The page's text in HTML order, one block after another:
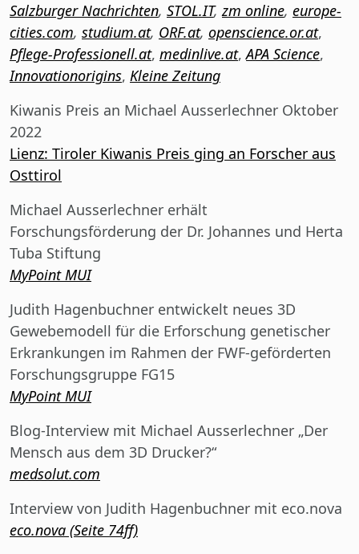
Salzburger Nachrichten, STOL.IT,zm online, europe-
cities.com, studium.at, ORF.at, openscience.or.at,
Pflege-Professionell.at, medinlive.at,APA Science,
Innovationorigins, Kleine Zeitung
Kiwanis Preis an Michael Ausserlechner Oktober
2022
Lienz: Tiroler Kiwanis Preis ging an Forscher aus
Osttirol
Michael Ausserlechner erhält
Forschungsförderung der Dr. Johannes und Herta
Tuba Stiftung
MyPoint MUI
Judith Hagenbuchner entwickelt neues 3D
Gewebemodell für die Erforschung genetischer
Erkrankungen im Rahmen der FWF-geförderten
Forschungsgruppe FG15
MyPoint MUI
Blog-Interview mit Michael Ausserlechner „Der
Mensch aus dem 3D Drucker?“
medsolut.com
Interview von Judith Hagenbuchner mit eco.nova
eco.nova (Seite 74ff)